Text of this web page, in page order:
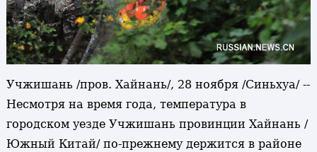
Учжишань /пров. Хайнань/, 28 ноября /Синьхуа/ --
Несмотря на время года, температура в
городском уезде Учжишань провинции Хайнань /
Южный Китай/ по-прежнему держится в районе